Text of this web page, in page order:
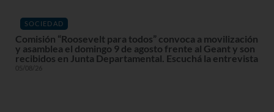
SOCIEDAD
Comisión “Roosevelt para todos” convoca a movilización
y asamblea el domingo 9 de agosto frente al Geant y son
recibidos en Junta Departamental. Escuchá la entrevista
05/08/26